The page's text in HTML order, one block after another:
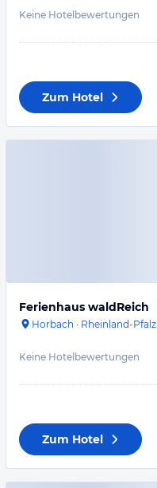
Keine Hotelbewertungen
Zum Hotel
Ferienhaus waldReich
Horbach · Rheinland-Pfalz
Keine Hotelbewertungen
Zum Hotel